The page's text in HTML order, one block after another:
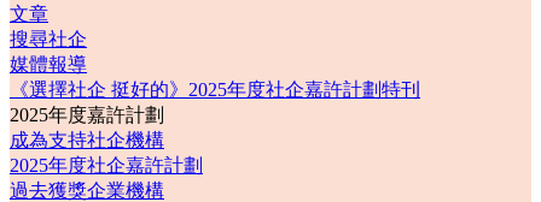
文章
搜尋社企
媒體報導
《選擇社企 挺好的》2025年度社企嘉許計劃特刊
2025年度嘉許計劃
成為支持社企機構
2025年度社企嘉許計劃
過去獲獎企業機構